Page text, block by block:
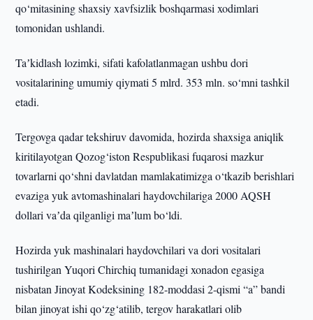
qo‘mitasining shaxsiy xavfsizlik boshqarmasi xodimlari
tomonidan ushlandi.
Taʼkidlash lozimki, sifati kafolatlanmagan ushbu dori
vositalarining umumiy qiymati 5 mlrd. 353 mln. so‘mni tashkil
etadi.
Tergovga qadar tekshiruv davomida, hozirda shaxsiga aniqlik
kiritilayotgan Qozog‘iston Respublikasi fuqarosi mazkur
tovarlarni qo‘shni davlatdan mamlakatimizga o‘tkazib berishlari
evaziga yuk avtomashinalari haydovchilariga 2000 AQSH
dollari vaʼda qilganligi maʼlum bo‘ldi.
Hozirda yuk mashinalari haydovchilari va dori vositalari
tushirilgan Yuqori Chirchiq tumanidagi xonadon egasiga
nisbatan Jinoyat Kodeksining 182-moddasi 2-qismi “a” bandi
bilan jinoyat ishi qo‘zg‘atilib, tergov harakatlari olib